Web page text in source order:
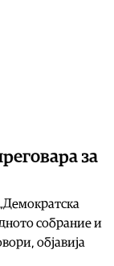
за
собрание и
објавија